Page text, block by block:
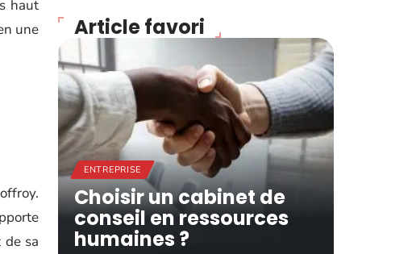
haut
une
sa
Article favori
ENTREPRISE
Choisir un cabinet de
conseil en ressources
humaines ?